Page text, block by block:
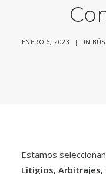
ENERO 6, 2023 | IN
Estamos
Litigios, Arbitrajes,